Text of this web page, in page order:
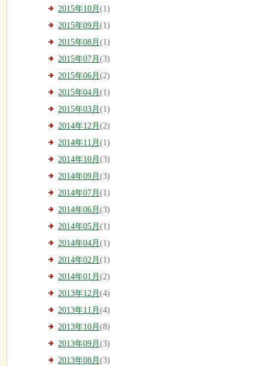
2015年10月 (1)
2015年09月 (1)
2015年08月 (1)
2015年07月 (3)
2015年06月 (2)
2015年04月 (1)
2015年03月 (1)
2014年12月 (2)
2014年11月 (1)
2014年10月 (3)
2014年09月 (3)
2014年07月 (1)
2014年06月 (3)
2014年05月 (1)
2014年04月 (1)
2014年02月 (1)
2014年01月 (2)
2013年12月 (4)
2013年11月 (4)
2013年10月 (8)
2013年09月 (3)
2013年08月 (3)